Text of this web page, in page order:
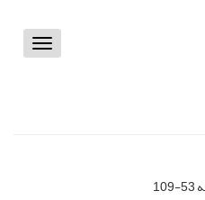
Toggle
53-109